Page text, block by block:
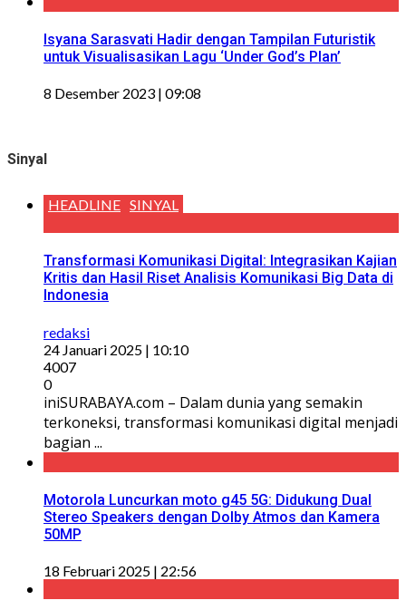
Isyana Sarasvati Hadir dengan Tampilan Futuristik
untuk Visualisasikan Lagu ‘Under God’s Plan’
8 Desember 2023 | 09:08
Sinyal
HEADLINE SINYAL
Transformasi Komunikasi Digital: Integrasikan Kajian
Kritis dan Hasil Riset Analisis Komunikasi Big Data di
Indonesia
redaksi
24 Januari 2025 | 10:10
4007
0
iniSURABAYA.com – Dalam dunia yang semakin
terkoneksi, transformasi komunikasi digital menjadi
bagian ...
Motorola Luncurkan moto g45 5G: Didukung Dual
Stereo Speakers dengan Dolby Atmos dan Kamera
50MP
18 Februari 2025 | 22:56